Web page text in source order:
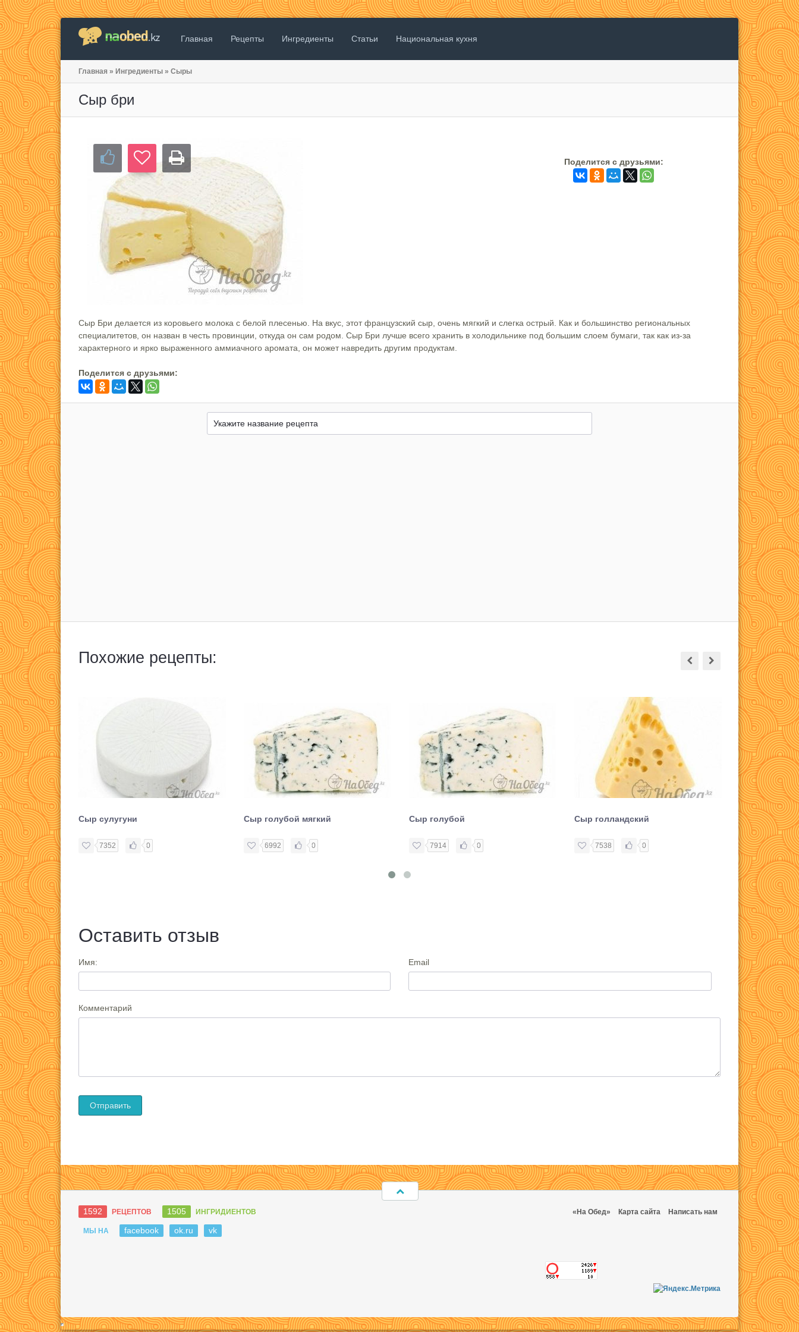
Главная Рецепты Ингредиенты Статьи Национальная кухня
Главная » Ингредиенты » Сыры
Сыр бри
Поделится c друзьями:
Сыр Бри делается из коровьего молока с белой плесенью. На вкус, этот французский сыр, очень мягкий и слегка острый. Как и большинство региональных
специалитетов, он назван в честь провинции, откуда он сам родом. Сыр Бри лучше всего хранить в холодильнике под большим слоем бумаги, так как из-за
характерного и ярко выраженного аммиачного аромата, он может навредить другим продуктам.
Поделится c друзьями:
Похожие рецепты:
Сыр сулугуни
7352 0
Сыр голубой мягкий
6992 0
Сыр голубой
7914 0
Сыр голландский
7538 0
Сыр бурсен
8970
Оставить отзыв
Имя: Email
Комментарий
1592 РЕЦЕПТОВ 1505 ИНГРИДИЕНТОВ
МЫ НА facebook ok.ru vk
«На Обед» Карта сайта Написать нам